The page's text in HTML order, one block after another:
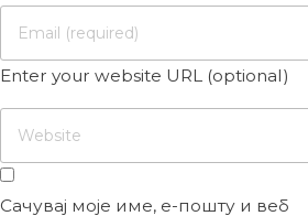
Enter your website URL (optional)
Сачувај моје име, е-пошту и веб